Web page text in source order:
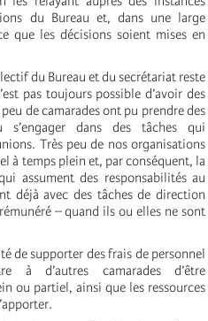
du Bureau et, dans une large
que les décisions soient mises en
du Bureau et du secrétariat reste
pas toujours possible d’avoir des
de camarades ont pu prendre des
s’engager dans des tâches qui
Très peu de nos organisations
à temps plein et, par conséquent, la
assument des responsabilités au
déjà avec des tâches de direction
– quand ils ou elles ne sont
de supporter des frais de personnel
à d’autres camarades d’être
ou partiel, ainsi que les ressources